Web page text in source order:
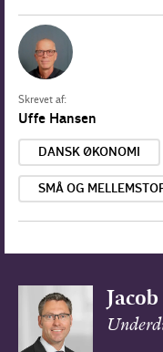
Skrevet af:
Uffe Hansen
DANSK ØKONOMI
SMÅ OG